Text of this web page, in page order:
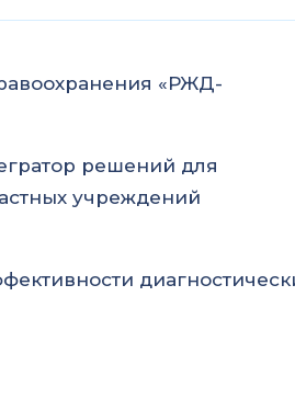
«РЖД-
решений для
учреждений